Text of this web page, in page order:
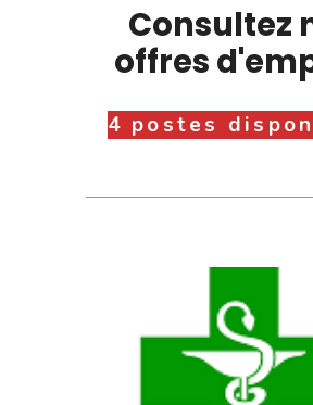
Consultez
offres
4 postes